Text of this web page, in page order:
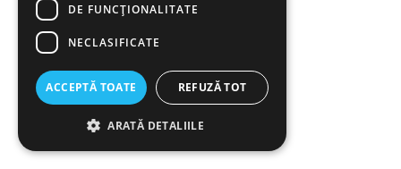
DE FUNCŢIONALITATE
NECLASIFICATE
ACCEPTĂ TOATE REFUZĂ TOT
ARATĂ DETALIILE